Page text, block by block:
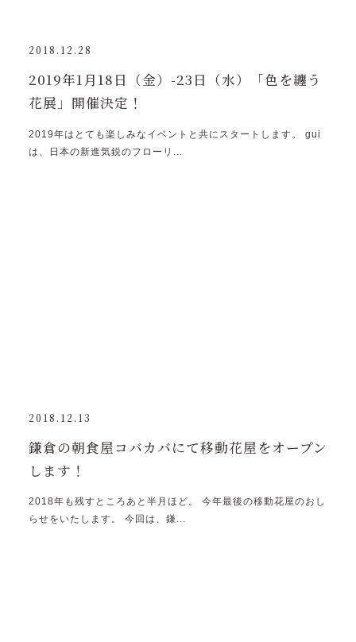
2018.12.28
2019年1月18日（金）-23日（水）「色を纏う
花展」開催決定！
2019年はとても楽しみなイベントと共にスタートします。 gui
は、日本の新進気鋭のフローリ...
2018.12.13
鎌倉の朝食屋コバカバにて移動花屋をオープン
します！
2018年も残すところあと半月ほど。 今年最後の移動花屋のおし
らせをいたします。 今回は、鎌...